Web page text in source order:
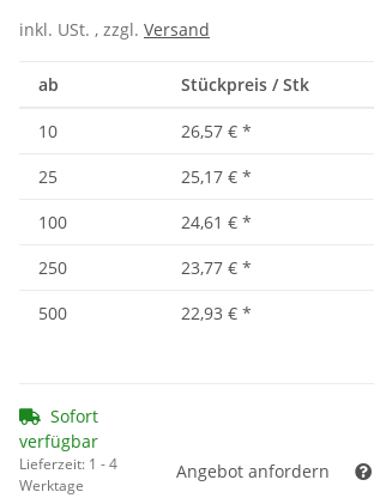
inkl. USt. , zzgl. Versand
ab Stückpreis / Stk
10 26,57 € *
25
25,17 € *
100
24,61 € *
250
23,77 € *
500
22,93 € *
Sofort
verfügbar
Lieferzeit: 1 - 4
Werktage
Angebot anfordern